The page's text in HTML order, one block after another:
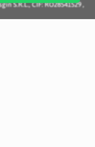
S.R.L., CIF: RO28541529 ,